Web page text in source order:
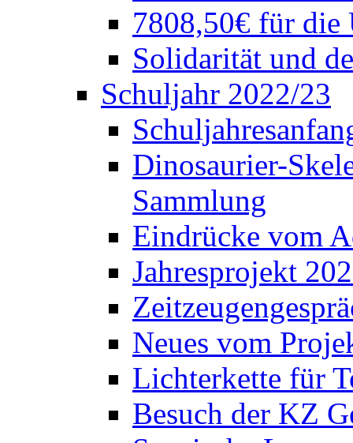
7808,50€ für die
Solidarität und
Schuljahr 2022/23
Dinosaurier-
Sammlung
Eindrücke vom
Jahresprojekt
Neues vom
Lichterkette für
Besuch der KZ